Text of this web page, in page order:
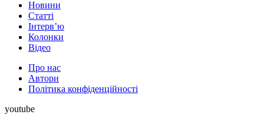
Новини
Статті
Інтерв’ю
Колонки
Відео
Про нас
Автори
Політика конфіденційності
youtube